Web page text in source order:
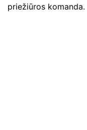
priežiūros komanda.